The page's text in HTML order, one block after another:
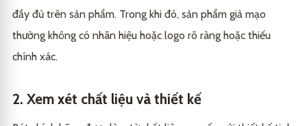
đầy đủ trên sản phẩm. Trong khi đó, sản phẩm giả mạo
thường không có nhãn hiệu hoặc logo rõ ràng hoặc thiếu
chính xác.
2. Xem xét chất liệu và thiết kế